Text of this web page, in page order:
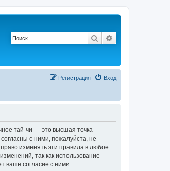
Поиск
Вход
Регистрация
тай-чи — это высшая точка
с ними, пожалуйста, не
изменять эти правила в любое
так как использование
ваше согласие с ними.